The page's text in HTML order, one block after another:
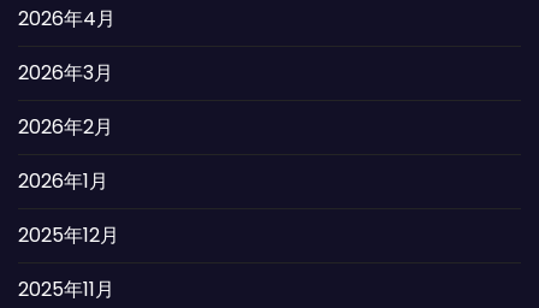
2026年4月
2026年3月
2026年2月
2026年1月
2025年12月
2025年11月